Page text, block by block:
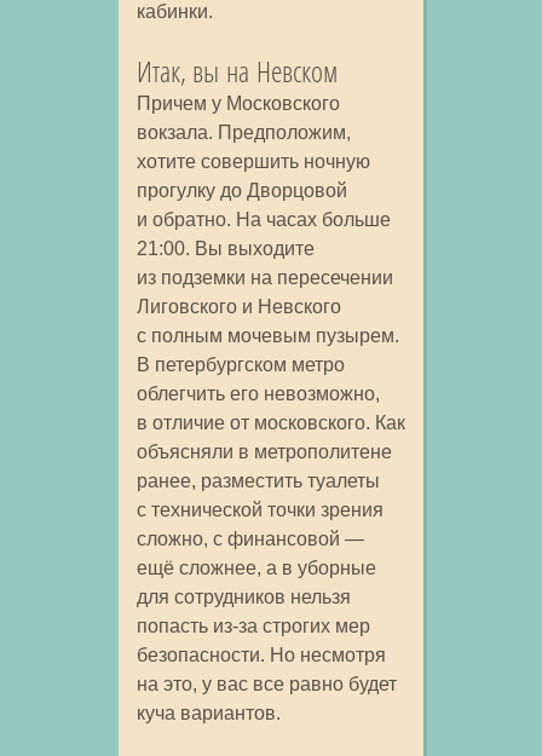
кабинки.
Итак, вы на Невском
Причем у Московского
вокзала. Предположим,
хотите совершить ночную
прогулку до Дворцовой
и обратно. На часах больше
21:00. Вы выходите
из подземки на пересечении
Лиговского и Невского
с полным мочевым пузырем.
В петербургском метро
облегчить его невозможно,
в отличие от московского. Как
объясняли в метрополитене
ранее, разместить туалеты
с технической точки зрения
сложно, с финансовой —
ещё сложнее, а в уборные
для сотрудников нельзя
попасть из-за строгих мер
безопасности. Но несмотря
на это, у вас все равно будет
куча вариантов.